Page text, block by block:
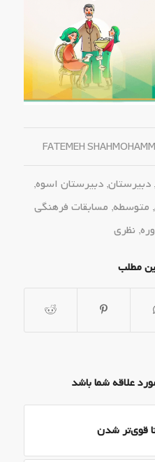
FATEMEH
,دبیرستان,دبیرستان اسوه,
, متوسطه, مسابقات فرهنگی
, نظری
مطلب
علاقه شما باشد
قوی‌تر شدن